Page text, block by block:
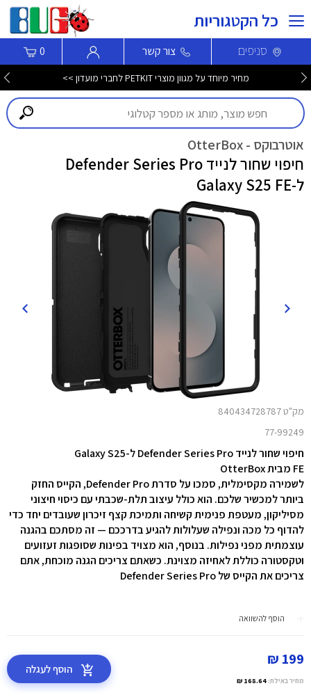
כל הקטגוריות
סניפים צור קשר 0
מחיר מיוחד על מגוון מוצרי PETKIT לחברי מועדון >>
אוטרבוקס - OtterBox
חיפוי שחור לנייד Defender Series Pro
ל-Galaxy S25 FE
מק"ט 840434728787
77-99249
חיפוי שחור לנייד Defender Series Pro ל-Galaxy S25
FE מבית OtterBox
לשמירה מקסימלית, סמכו על סדרת Defender Pro, הקייס החזק
ביותר למכשיר שלכם. הוא כולל עיצוב תלת-שכבתי עם כיסוי חיצוני
מסיליקון, מעטפת פנימית קשיחה ותמיכת קצף זיכרון שעובדים יחד כדי
להדוף כל מכה ונפילה שעלולות להגיע בדרככם — זה מסתכם בהגנה
עוצמתית מפני נפילות. בנוסף, הוא מצויד בפינות שסופגות זעזועים
וטקסטורה כוללת לאחיזה מצוינת. כשאתם צריכים הגנה מוכחת, אתם
צריכים את הקייס של Defender Series Pro
הוסף להשוואה
199 ₪
מחיר באילת: 168.64 ₪
הוסף לעגלה